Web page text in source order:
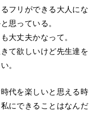
フリができる大人にな
思っている。
大丈夫かなって。
て欲しいけど先生達を
。
代を楽しいと思える時
にできることはなんだ